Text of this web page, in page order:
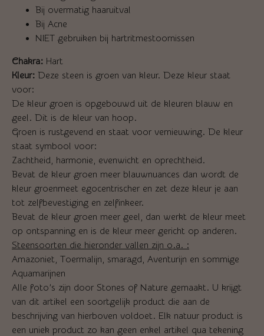
Bij overmatig haaruitval
Bij Acne
NIET gebruiken bij hartritmestoornissen
Chakra: Hart
Kleur: Deze steen is groen van kleur. Deze kleur staat
voor:
De kleur groen is opgebouwd uit de kleuren blauw en
geel. Dit is de kleur van hoop.
Groen is rustgevend en staat voor vernieuwing. De kleur
staat symbool voor:
Zachtheid, harmonie, evenwicht en oprechtheid.
Bevat de kleur groen meer blauwnuances dan wordt de
kleur groenmeet egocentrischer en zet deze kleur je aan
tot zelfbevestiging en zelfinkeer.
Bevat de kleur groen meer geel, dan werkt de kleur meet
op ontspanning en is de kleur meer gericht op anderen.
Steensoorten die hieronder vallen zijn o.a. :
Amazoniet, Toermalijn, smaragd, Aventurijn en sommige
Aquamarijnen
Alle foto’s zijn door Stones of Nature gemaakt. U krijgt
van dit artikel een soortgelijk product die aan de
beschrijving van hierboven voldoet. Elk natuur product is
een uniek product zo kan geen enkel artikel qua tekening